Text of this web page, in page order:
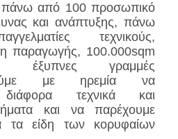
πάνω από 100 προσωπικό
και ανάπτυξης, πάνω
τεχνικούς,
παραγωγής, 100.000sqm
έξυπνες γραμμές
με ηρεμία να
διάφορα τεχνικά και
και να παρέχουμε
τα είδη των κορυφαίων